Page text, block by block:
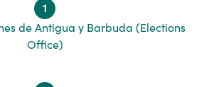
1
de Antigua y Barbuda (Elections
Office)